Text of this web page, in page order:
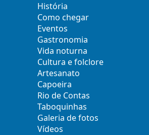
História
Como chegar
Eventos
Gastronomia
Vida noturna
Cultura e folclore
Artesanato
Capoeira
Rio de Contas
Taboquinhas
Galeria de fotos
Vídeos